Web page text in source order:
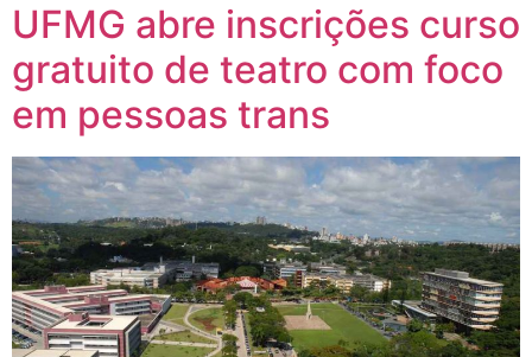
UFMG abre inscrições curso
gratuito de teatro com foco
em pessoas trans